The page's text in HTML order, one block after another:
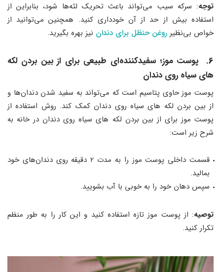
توجه: سرکه سیب می‌تواند باعث تحریک لثه‌ها شود، بنابراین از
استفاده بیش از حد از آن خودداری کنید. همچنین می‌توانید از
خواص بی‌نظیر روغن حنظل برای دندان نیز بهره بگیرید.
6. پوست موز؛ سفیدکننده‌ای طبیعی برای از بین بردن لکه
های سیاه روی دندان
پوست موز حاوی پتاسیم است که می‌تواند به سفید شدن دندان‌ها و
از بین بردن لکه های سیاه روی دندان کمک کند. روش استفاده از
پوست موز برای از بین بردن لکه های سیاه روی دندان در خانه به
شرح زیر است:
قسمت داخلی پوست موز را به مدت 2 دقیقه روی دندان‌های خود
بمالید.
سپس دهان خود را به خوبی با آب بشویید.
توصیه: از پوست موز تازه استفاده کنید و این کار را به طور منظم
تکرار کنید.